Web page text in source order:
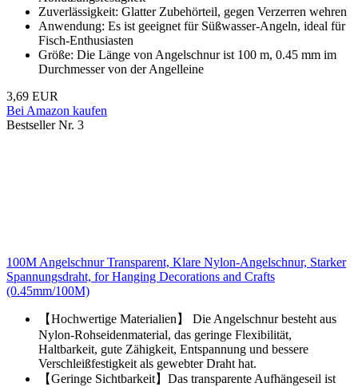
Zuverlässigkeit: Glatter Zubehörteil, gegen Verzerren wehren
Anwendung: Es ist geeignet für Süßwasser-Angeln, ideal für
Fisch-Enthusiasten
Größe: Die Länge von Angelschnur ist 100 m, 0.45 mm im
Durchmesser von der Angelleine
3,69 EUR
Bei Amazon kaufen
Bestseller Nr. 3
100M Angelschnur Transparent, Klare Nylon-Angelschnur, Starker
Spannungsdraht, for Hanging Decorations and Crafts
(0.45mm/100M)
【Hochwertige Materialien】 Die Angelschnur besteht aus
Nylon-Rohseidenmaterial, das geringe Flexibilität,
Haltbarkeit, gute Zähigkeit, Entspannung und bessere
Verschleißfestigkeit als gewebter Draht hat.
【Geringe Sichtbarkeit】Das transparente Aufhängeseil ist